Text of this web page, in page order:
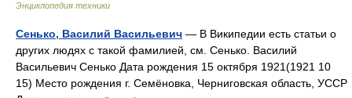
Энциклопедия техники
Сенько, Василий Васильевич — В Википедии есть статьи о
других людях с такой фамилией, см. Сенько. Василий
Васильевич Сенько Дата рождения 15 октября 1921(1921 10
15) Место рождения г. Семёновка, Черниговская область, УССР